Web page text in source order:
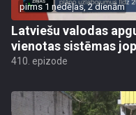
pirms 1 nedēļas, 2 dienām
Latviešu valodas
vienotas sistēmas
410. epizode